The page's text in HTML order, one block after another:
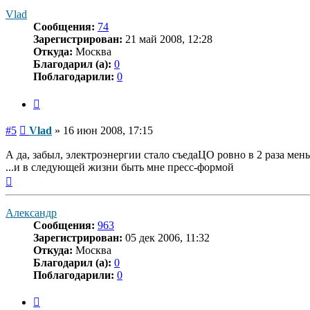
Vlad
Сообщения: 74
Зарегистрирован: 21 май 2008, 12:28
Откуда: Москва
Благодарил (а): 0
Поблагодарили: 0
#5 Сообщение
Vlad » 16 июн 2008, 17:15
А да, забыл, электроэнергии стало съедаЦО ровно в 2 раза
...и в следующей жизни быть мне пресс-формой
Александр
Сообщения: 963
Зарегистрирован: 05 дек 2006, 11:32
Откуда: Москва
Благодарил (а): 0
Поблагодарили: 0